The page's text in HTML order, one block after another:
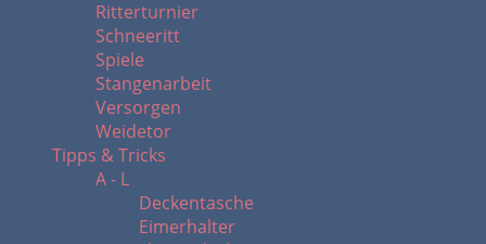
Ritterturnier
Schneeritt
Spiele
Stangenarbeit
Versorgen
Weidetor
Tipps & Tricks
A - L
Deckentasche
Eimerhalter